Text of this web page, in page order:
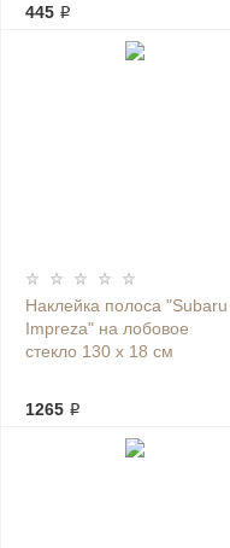
445 ₽
Наклейка полоса "Subaru
Impreza" на лобовое
стекло 130 х 18 см
1265 ₽